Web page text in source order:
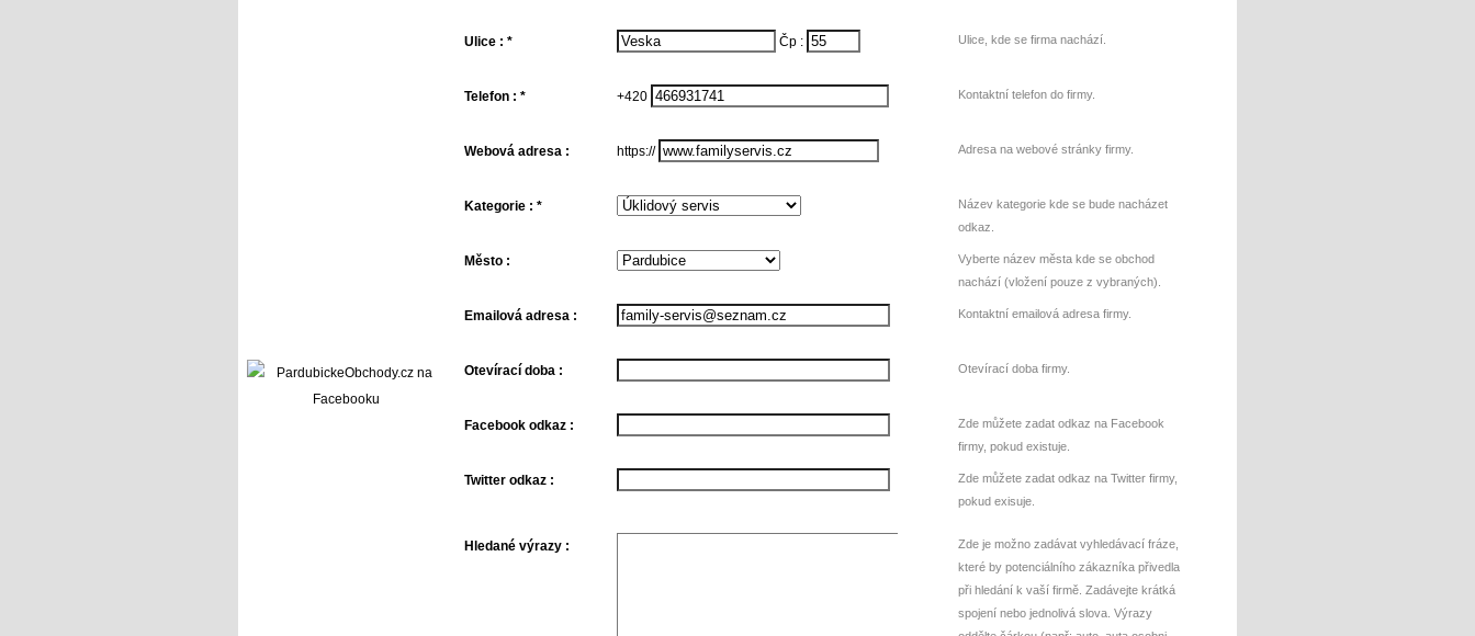
Ulice : *
Telefon : *
Webová adresa :
Kategorie : *
Město :
Emailová adresa :
Otevírací doba :
Facebook odkaz :
Twitter odkaz :
Hledané výrazy :
Čp :
+420
https://
Ulice, kde se firma nachází.
Kontaktní telefon do firmy.
Adresa na webové stránky firmy.
Název kategorie kde se bude nacházet
odkaz.
Vyberte název města kde se obchod
nachází (vložení pouze z vybraných).
Kontaktní emailová adresa firmy.
Otevírací doba firmy.
Zde můžete zadat odkaz na Facebook
firmy, pokud existuje.
Zde můžete zadat odkaz na Twitter firmy,
pokud exisuje.
Zde je možno zadávat vyhledávací fráze,
které by potenciálního zákazníka přivedla
při hledání k vaší firmě. Zadávejte krátká
spojení nebo jednolivá slova. Výrazy